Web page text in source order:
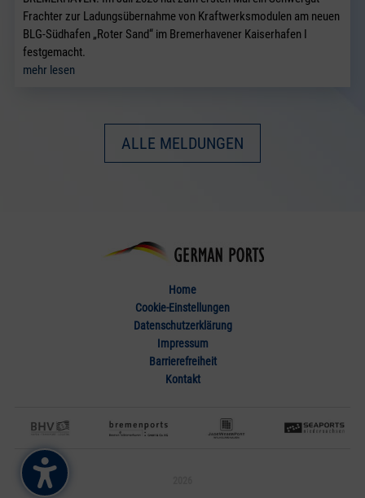
Frachter zur Ladungsübernahme von Kraftwerksmodulen am neuen
BLG-Südhafen „Roter Sand“ im Bremerhavener Kaiserhafen I
festgemacht.
mehr lesen
ALLE MELDUNGEN
Home
Cookie-Einstellungen
Datenschutzerklärung
Impressum
Barrierefreiheit
Kontakt